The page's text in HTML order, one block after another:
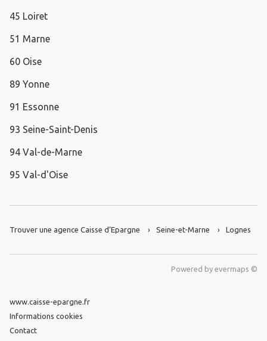
45 Loiret
51 Marne
60 Oise
89 Yonne
91 Essonne
93 Seine-Saint-Denis
94 Val-de-Marne
95 Val-d'Oise
Trouver une agence Caisse d’Epargne Seine-et-Marne Lognes
Powered by evermaps ©
www.caisse-epargne.fr
Informations cookies
Contact